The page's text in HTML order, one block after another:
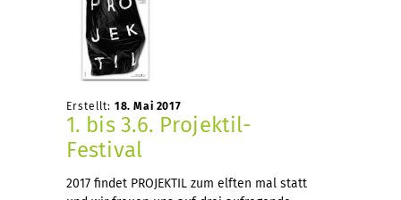
Erstellt: 18. Mai 2017
1. bis 3.6. Projektil-
Festival
2017 findet PROJEKTIL zum elften mal statt